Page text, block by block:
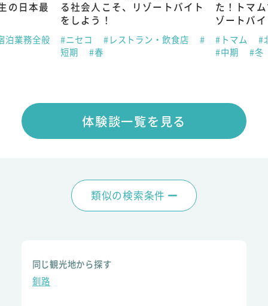
の日本最
泊業務全般
る社会人こそ、リゾートバイト
をしよう！
#ニセコ #レストラン・飲食店
#
短期
#春
た！トマ
ゾートバ
#トマム
#
#中期
#冬
体験談一覧を見る
類似の検索条件
同じ観光地から探す
釧路